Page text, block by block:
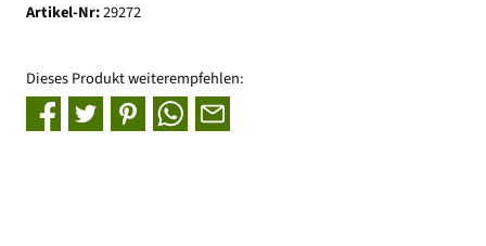
Artikel-Nr:29272
Dieses Produkt weiterempfehlen: